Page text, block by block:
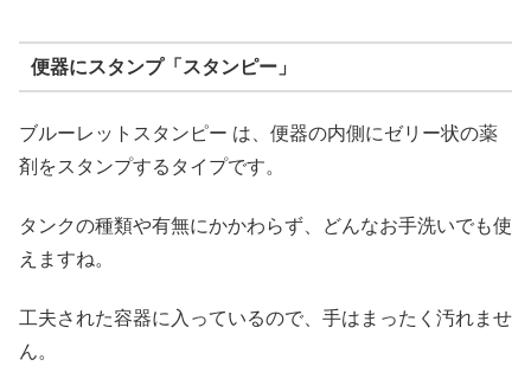
便器にスタンプ「スタンピー」
ブルーレットスタンピー は、便器の内側にゼリー状の薬
剤をスタンプするタイプです。
タンクの種類や有無にかかわらず、どんなお手洗いでも使
えますね。
工夫された容器に入っているので、手はまったく汚れませ
ん。